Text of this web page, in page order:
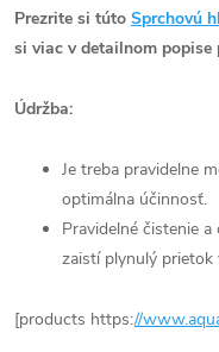
Prezrite si túto Sprchovú
si viac v detailnom popise
Údržba:
Je treba pravidelne
optimálna účinnosť.
Pravidelné čistenie
zaistí plynulý prietok
[products https://